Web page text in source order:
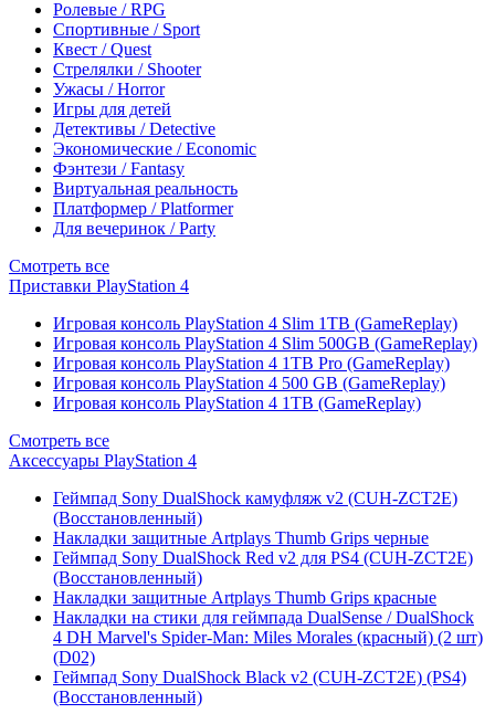
Ролевые / RPG
Спортивные / Sport
Квест / Quest
Стрелялки / Shooter
Ужасы / Horror
Игры для детей
Детективы / Detective
Экономические / Economic
Фэнтези / Fantasy
Виртуальная реальность
Платформер / Platformer
Для вечеринок / Party
Смотреть все
Приставки PlayStation 4
Игровая консоль PlayStation 4 Slim 1TB (GameReplay)
Игровая консоль PlayStation 4 Slim 500GB (GameReplay)
Игровая консоль PlayStation 4 1TB Pro (GameReplay)
Игровая консоль PlayStation 4 500 GB (GameReplay)
Игровая консоль PlayStation 4 1TB (GameReplay)
Смотреть все
Аксессуары PlayStation 4
Геймпад Sony DualShock камуфляж v2 (CUH-ZCT2E)
(Восстановленный)
Накладки защитные Artplays Thumb Grips черные
Геймпад Sony DualShock Red v2 для PS4 (CUH-ZCT2E)
(Восстановленный)
Накладки защитные Artplays Thumb Grips красные
Накладки на стики для геймпада DualSense / DualShock
4 DH Marvel's Spider-Man: Miles Morales (красный) (2 шт)
(D02)
Геймпад Sony DualShock Black v2 (CUH-ZCT2E) (PS4)
(Восстановленный)